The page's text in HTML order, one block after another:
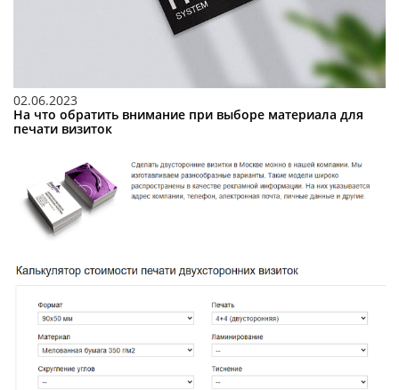
02.06.2023
На что обратить внимание при выборе материала для
печати визиток